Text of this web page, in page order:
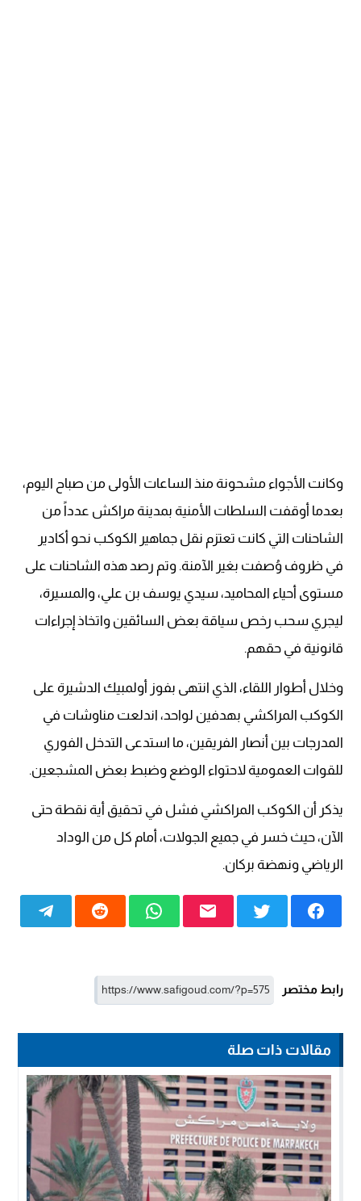
وكانت الأجواء مشحونة منذ الساعات الأولى من صباح اليوم،
بعدما أوقفت السلطات الأمنية بمدينة مراكش عدداً من
الشاحنات التي كانت تعتزم نقل جماهير الكوكب نحو أكادير
في ظروف وُصفت بغير الآمنة. وتم رصد هذه الشاحنات على
مستوى أحياء المحاميد، سيدي يوسف بن علي، والمسيرة،
ليجري سحب رخص سياقة بعض السائقين واتخاذ إجراءات
قانونية في حقهم.
وخلال أطوار اللقاء، الذي انتهى بفوز أولمبيك الدشيرة على
الكوكب المراكشي بهدفين لواحد، اندلعت مناوشات في
المدرجات بين أنصار الفريقين، ما استدعى التدخل الفوري
للقوات العمومية لاحتواء الوضع وضبط بعض المشجعين.
يذكر أن الكوكب المراكشي فشل في تحقيق أية نقطة حتى
الآن، حيث خسر في جميع الجولات، أمام كل من الوداد
الرياضي ونهضة بركان.
رابط مختصر
مقالات ذات صلة